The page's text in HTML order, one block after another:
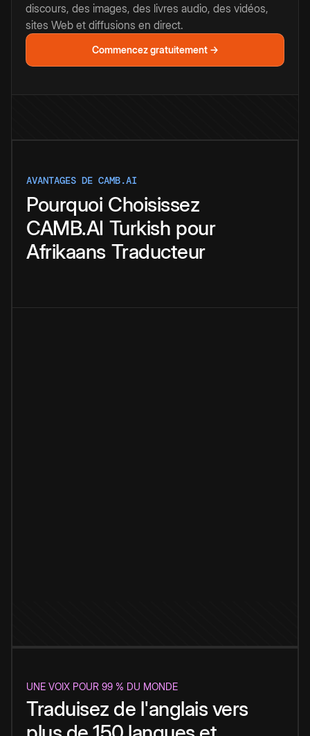
discours, des images, des livres audio, des vidéos,
sites Web et diffusions en direct.
Commencez gratuitement →
AVANTAGES DE CAMB.AI
Pourquoi Choisissez
CAMB.AI Turkish pour
Afrikaans Traducteur
UNE VOIX POUR 99 % DU MONDE
Traduisez de l'anglais vers